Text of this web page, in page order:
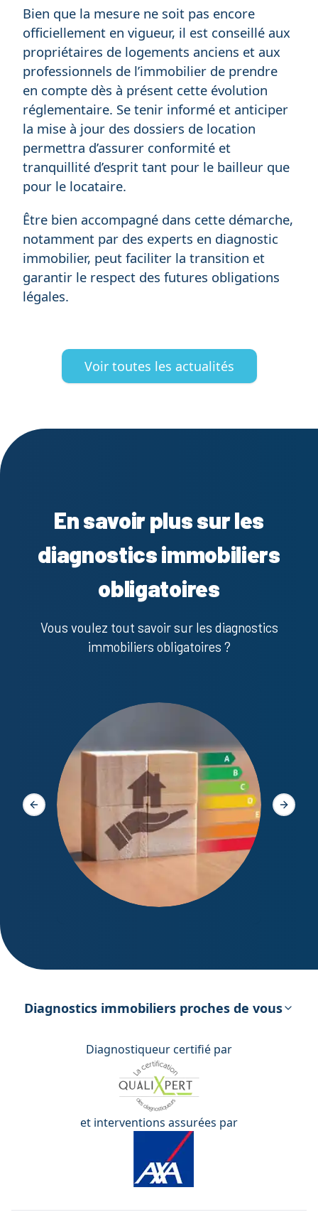
Bien que la mesure ne soit pas encore
officiellement en vigueur, il est conseillé aux
propriétaires de logements anciens et aux
professionnels de l’immobilier de prendre
en compte dès à présent cette évolution
réglementaire. Se tenir informé et anticiper
la mise à jour des dossiers de location
permettra d’assurer conformité et
tranquillité d’esprit tant pour le bailleur que
pour le locataire.
Être bien accompagné dans cette démarche,
notamment par des experts en diagnostic
immobilier, peut faciliter la transition et
garantir le respect des futures obligations
légales.
Voir toutes les actualités
En savoir plus sur les
diagnostics immobiliers
obligatoires
Vous voulez tout savoir sur les diagnostics
immobiliers obligatoires ?
énergétique
Slide précédente Slide
Diagnostics immobiliers proches de vous
Diagnostiqueur certifié par
et interventions assurées par